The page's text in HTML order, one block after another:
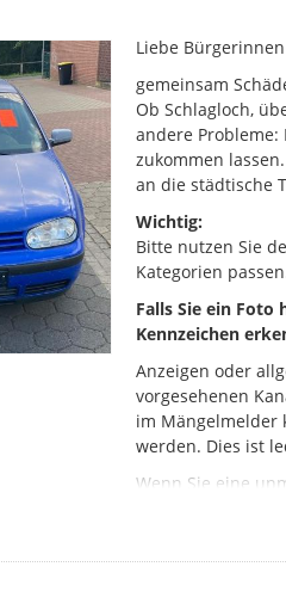
Liebe
gemeinsam
Ob Schlagloch,
andere
zukommen
an die städtische
Wichtig:
Bitte nutzen Sie
Kategorien
Falls Sie ein Foto
Kennzeichen
Anzeigen oder
vorgesehenen
im Mängelmelder
werden. Dies ist
Wenn Sie eine
Kanalschächte
So funktioniert